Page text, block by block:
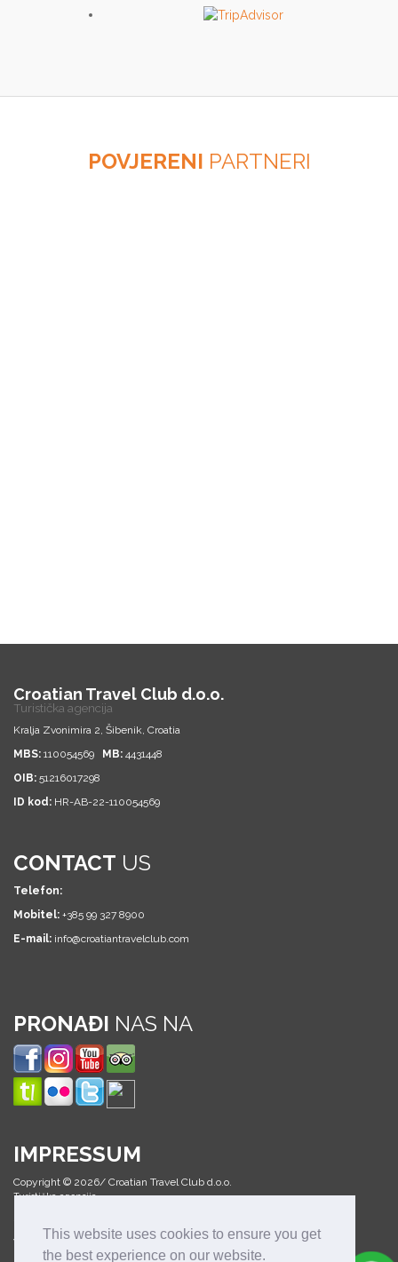
This website uses cookies to ensure you get
the best experience on our website.
POVJERENI PARTNERI
Croatian Travel Club d.o.o.
Turistička agencija
Kralja Zvonimira 2, Šibenik, Croatia
MBS: 110054569 MB: 4431448
OIB: 51216017298
ID kod: HR-AB-22-110054569
CONTACT US
Telefon:
Mobitel: +385 99 327 8900
E-mail: info@croatiantravelclub.com
PRONAĐI NAS NA
IMPRESSUM
Copyright © 2026/ Croatian Travel Club d.o.o.
Turistička agencija
Web design & development: